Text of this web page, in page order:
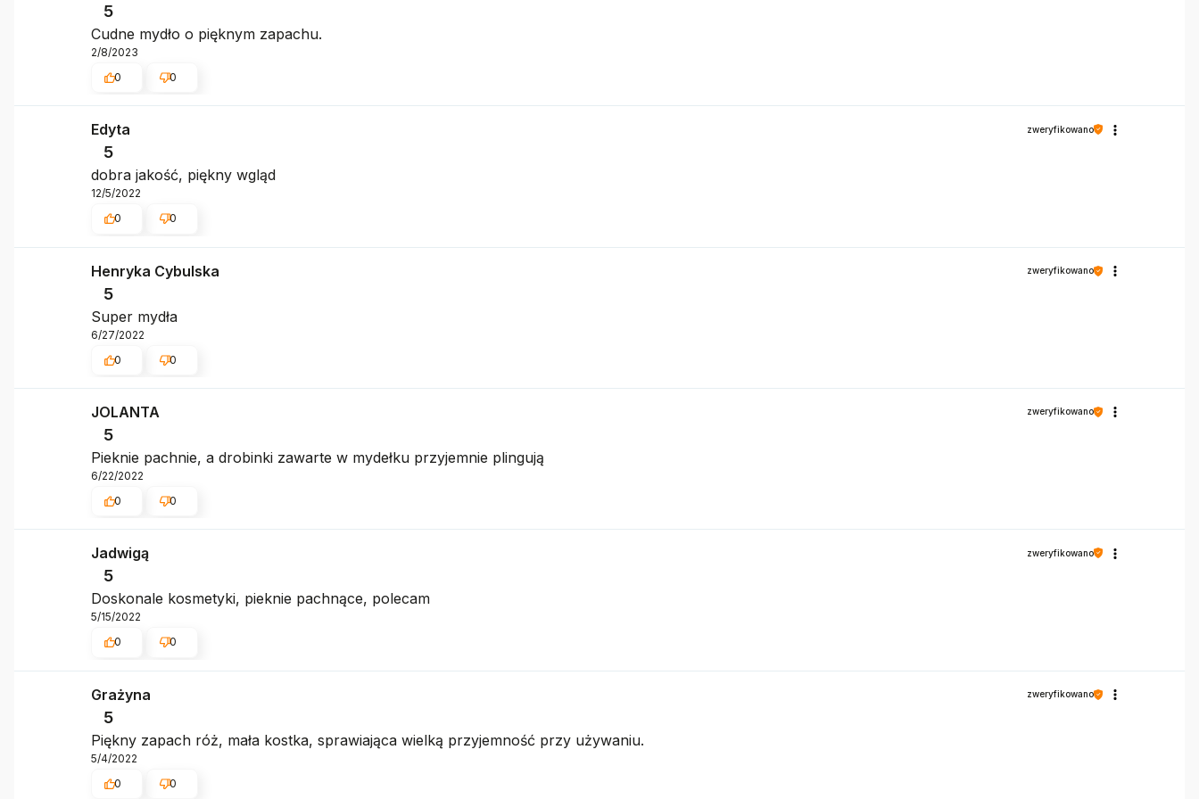
5
Cudne mydło o pięknym zapachu.
2/8/2023
0
0
Edyta zweryfikowano
5
dobra jakość, piękny wgląd
12/5/2022
0
0
Henryka Cybulska zweryfikowano
5
Super mydła
6/27/2022
0
0
JOLANTA zweryfikowano
5
Pieknie pachnie, a drobinki zawarte w mydełku przyjemnie plingują
6/22/2022
0
0
Jadwigą zweryfikowano
5
Doskonale kosmetyki, pieknie pachnące, polecam
5/15/2022
0
0
Grażyna zweryfikowano
5
Piękny zapach róż, mała kostka, sprawiająca wielką przyjemność przy używaniu.
5/4/2022
0
0